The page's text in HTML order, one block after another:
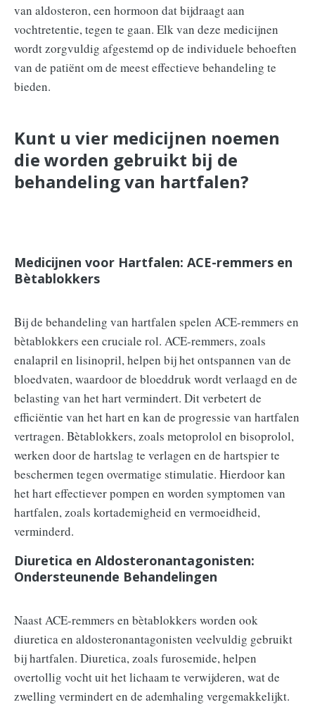
van aldosteron, een hormoon dat bijdraagt aan
vochtretentie, tegen te gaan. Elk van deze medicijnen
wordt zorgvuldig afgestemd op de individuele behoeften
van de patiënt om de meest effectieve behandeling te
bieden.
Kunt u vier medicijnen noemen
die worden gebruikt bij de
behandeling van hartfalen?
Medicijnen voor Hartfalen: ACE-remmers en
Bètablokkers
Bij de behandeling van hartfalen spelen ACE-remmers en
bètablokkers een cruciale rol. ACE-remmers, zoals
enalapril en lisinopril, helpen bij het ontspannen van de
bloedvaten, waardoor de bloeddruk wordt verlaagd en de
belasting van het hart vermindert. Dit verbetert de
efficiëntie van het hart en kan de progressie van hartfalen
vertragen. Bètablokkers, zoals metoprolol en bisoprolol,
werken door de hartslag te verlagen en de hartspier te
beschermen tegen overmatige stimulatie. Hierdoor kan
het hart effectiever pompen en worden symptomen van
hartfalen, zoals kortademigheid en vermoeidheid,
verminderd.
Diuretica en Aldosteronantagonisten:
Ondersteunende Behandelingen
Naast ACE-remmers en bètablokkers worden ook
diuretica en aldosteronantagonisten veelvuldig gebruikt
bij hartfalen. Diuretica, zoals furosemide, helpen
overtollig vocht uit het lichaam te verwijderen, wat de
zwelling vermindert en de ademhaling vergemakkelijkt.